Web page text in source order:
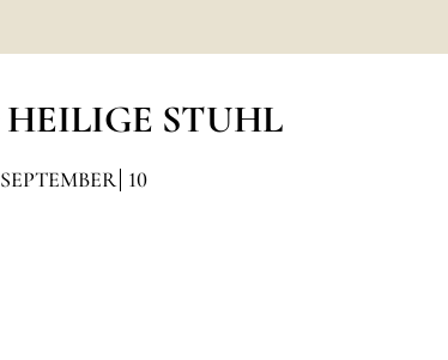
HEILIGE STUHL
SEPTEMBER 10